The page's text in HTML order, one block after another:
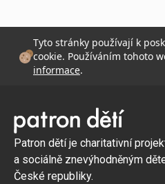
Tyto stránky používají k
cookie. Používáním tohoto
informace.
Patron dětí je charitativní
a sociálně znevýhodněným
České republiky.